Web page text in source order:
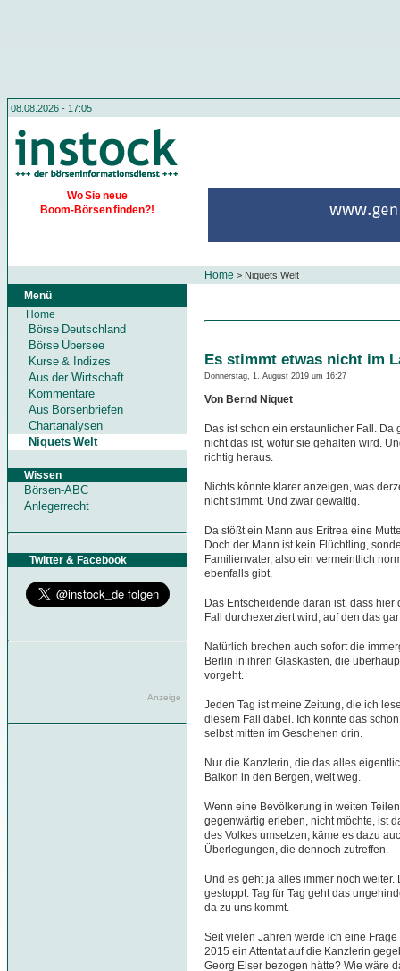
08.08.2026 - 17:05
Wo Sie neue
Boom-Börsen finden?!
Home > Niquets Welt
Menü
Home
Börse Deutschland
Börse Übersee
Kurse & Indizes
Aus der Wirtschaft
Kommentare
Aus Börsenbriefen
Chartanalysen
Niquets Welt
Wissen
Börsen-ABC
Anlegerrecht
Twitter & Facebook
Anzeige
Es stimmt etwas nicht im
Donnerstag, 1. August 2019 um 16:27
Von Bernd Niquet
Das ist schon ein erstaunlicher Fall.
nicht das ist, wofür sie gehalten wird.
richtig heraus.
Nichts könnte klarer anzeigen, was
nicht stimmt. Und zwar gewaltig.
Da stößt ein Mann aus Eritrea eine
Doch der Mann ist kein Flüchtling,
Familienvater, also ein vermeintlich
ebenfalls gibt.
Das Entscheidende daran ist, dass
Fall durchexerziert wird, auf den das
Natürlich brechen auch sofort die
Berlin in ihren Glaskästen, die
vorgeht.
Jeden Tag ist meine Zeitung, die ich
diesem Fall dabei. Ich konnte das
selbst mitten im Geschehen drin.
Nur die Kanzlerin, die das alles
Balkon in den Bergen, weit weg.
Wenn eine Bevölkerung in weiten
gegenwärtig erleben, nicht möchte, ist
des Volkes umsetzen, käme es dazu
Überlegungen, die dennoch zutreffen.
Und es geht ja alles immer noch
gestoppt. Tag für Tag geht das
da zu uns kommt.
Seit vielen Jahren werde ich eine
2015 ein Attentat auf die Kanzlerin
Georg Elser bezogen hätte? Wie wäre